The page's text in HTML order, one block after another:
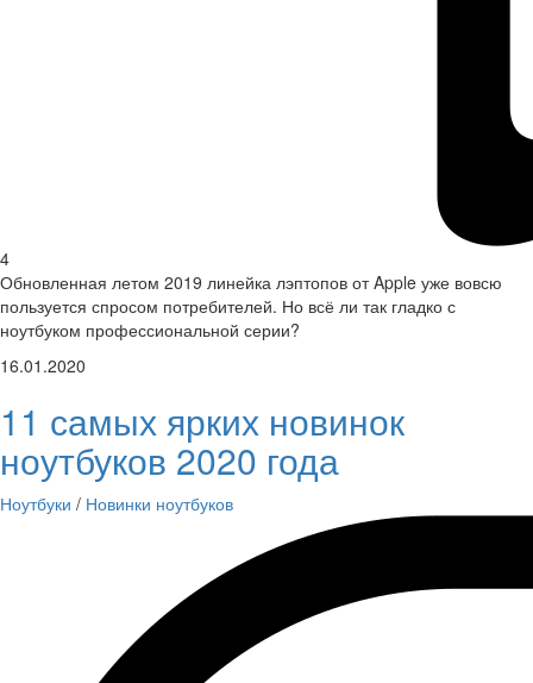
4
Обновленная летом 2019 линейка лэптопов от Apple уже вовсю
пользуется спросом потребителей. Но всё ли так гладко с
ноутбуком профессиональной серии?
16.01.2020
11 самых ярких новинок
ноутбуков 2020 года
Ноутбуки / Новинки ноутбуков